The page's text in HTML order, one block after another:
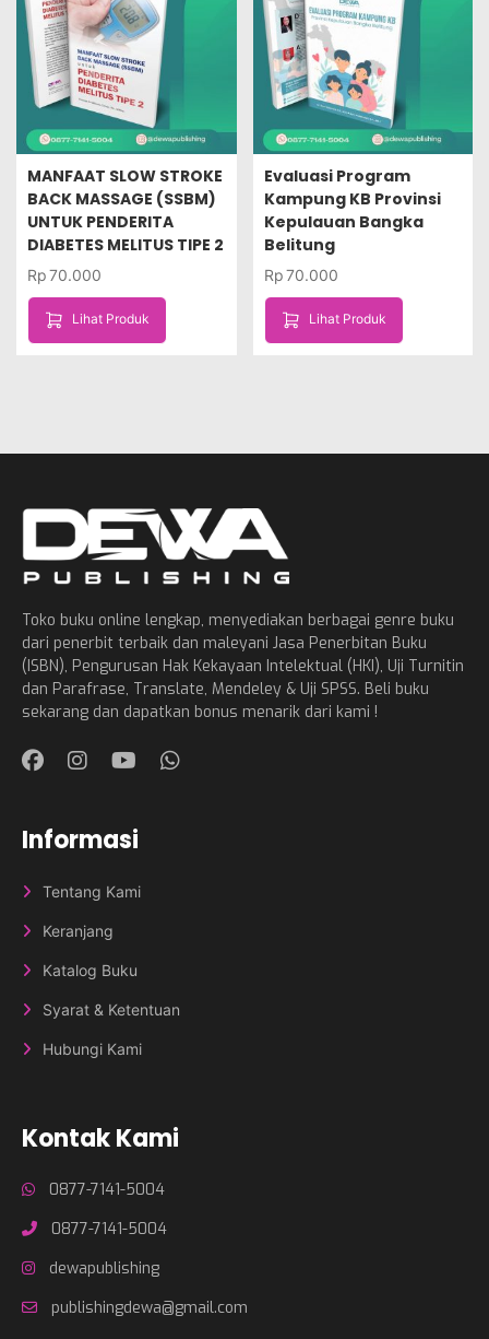
MANFAAT SLOW STROKE
BACK MASSAGE (SSBM)
UNTUK PENDERITA
DIABETES MELITUS TIPE 2
Rp70.000
Lihat Produk
Evaluasi Program
Kampung KB Provinsi
Kepulauan Bangka
Belitung
Rp70.000
Lihat Produk
Toko buku online lengkap, menyediakan berbagai genre buku
dari penerbit terbaik dan maleyani Jasa Penerbitan Buku
(ISBN), Pengurusan Hak Kekayaan Intelektual (HKI), Uji Turnitin
dan Parafrase, Translate, Mendeley & Uji SPSS. Beli buku
sekarang dan dapatkan bonus menarik dari kami !
Informasi
Tentang Kami
Keranjang
Katalog Buku
Syarat & Ketentuan
Hubungi Kami
Kontak Kami
0877-7141-5004
0877-7141-5004
dewapublishing
publishingdewa@gmail.com